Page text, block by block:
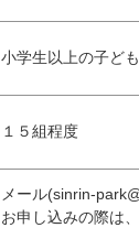
小学生以上の子ど
１５組程度
メール(sinrin-
お申し込みの際は